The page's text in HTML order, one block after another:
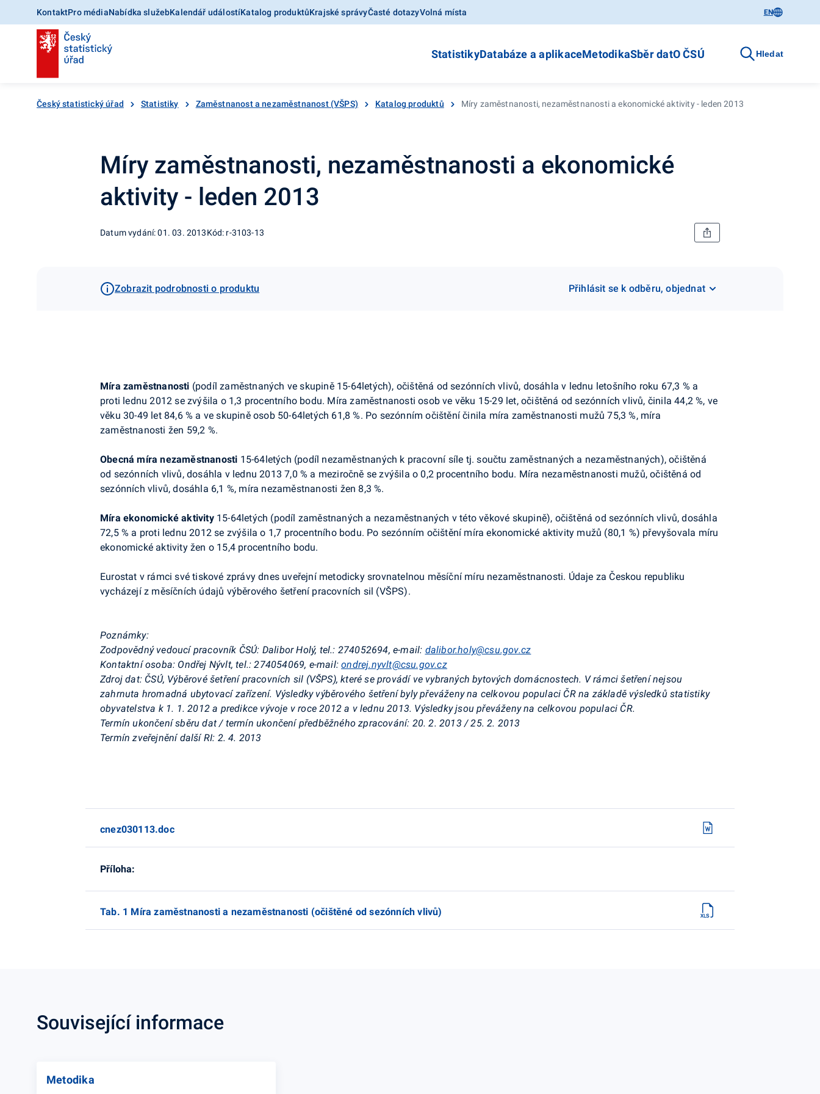
KontaktPro médiaNabídka služebKalendář událostíKatalog produktůKrajské správyČasté dotazyVolná místa EN
StatistikyDatabáze a aplikaceMetodikaSběr datO ČSÚ Hledat
Český statistický úřad Statistiky Zaměstnanost a nezaměstnanost (VŠPS) Katalog produktů Míry zaměstnanosti, nezaměstnanosti a ekonomické aktivity - leden 2013
Míry zaměstnanosti, nezaměstnanosti a ekonomické
aktivity - leden 2013
Datum vydání: 01. 03. 2013Kód: r-3103-13
Zobrazit podrobnosti o produktu Přihlásit se k odběru, objednat
Míra zaměstnanosti (podíl zaměstnaných ve skupině 15-64letých), očištěná od sezónních vlivů, dosáhla v lednu letošního roku 67,3 % a
proti lednu 2012 se zvýšila o 1,3 procentního bodu. Míra zaměstnanosti osob ve věku 15-29 let, očištěná od sezónních vlivů, činila 44,2 %, ve
věku 30-49 let 84,6 % a ve skupině osob 50-64letých 61,8 %. Po sezónním očištění činila míra zaměstnanosti mužů 75,3 %, míra
zaměstnanosti žen 59,2 %.
Obecná míra nezaměstnanosti 15-64letých (podíl nezaměstnaných k pracovní síle tj. součtu zaměstnaných a nezaměstnaných), očištěná
od sezónních vlivů, dosáhla v lednu 2013 7,0 % a meziročně se zvýšila o 0,2 procentního bodu. Míra nezaměstnanosti mužů, očištěná od
sezónních vlivů, dosáhla 6,1 %, míra nezaměstnanosti žen 8,3 %.
Míra ekonomické aktivity15-64letých (podíl zaměstnaných a nezaměstnaných v této věkové skupině), očištěná od sezónních vlivů, dosáhla
72,5 % a proti lednu 2012 se zvýšila o 1,7 procentního bodu. Po sezónním očištění míra ekonomické aktivity mužů (80,1 %) převyšovala míru
ekonomické aktivity žen o 15,4 procentního bodu.
Eurostat v rámci své tiskové zprávy dnes uveřejní metodicky srovnatelnou měsíční míru nezaměstnanosti. Údaje za Českou republiku
vycházejí z měsíčních údajů výběrového šetření pracovních sil (VŠPS).
Poznámky:
Zodpovědný vedoucí pracovník ČSÚ: Dalibor Holý, tel.: 274052694, e-mail: dalibor.holy@csu.gov.cz
Kontaktní osoba: Ondřej Nývlt, tel.: 274054069, e-mail:ondrej.nyvlt@csu.gov.cz
Zdroj dat: ČSÚ, Výběrové šetření pracovních sil (VŠPS), které se provádí ve vybraných bytových domácnostech. V rámci šetření nejsou
zahrnuta hromadná ubytovací zařízení. Výsledky výběrového šetření byly převáženy na celkovou populaci ČR na základě výsledků statistiky
obyvatelstva k 1. 1. 2012 a predikce vývoje v roce 2012 a v lednu 2013. Výsledky jsou převáženy na celkovou populaci ČR.
Termín ukončení sběru dat / termín ukončení předběžného zpracování: 20. 2. 2013 / 25. 2. 2013
Termín zveřejnění další RI: 2. 4. 2013
cnez030113.doc
Příloha:
Tab. 1 Míra zaměstnanosti a nezaměstnanosti (očištěné od sezónních vlivů)
Související informace
Metodika